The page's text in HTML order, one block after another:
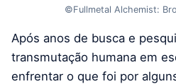
©Fullmetal Alchemist:
Após anos de busca e
transmutação humana em
enfrentar o que foi por